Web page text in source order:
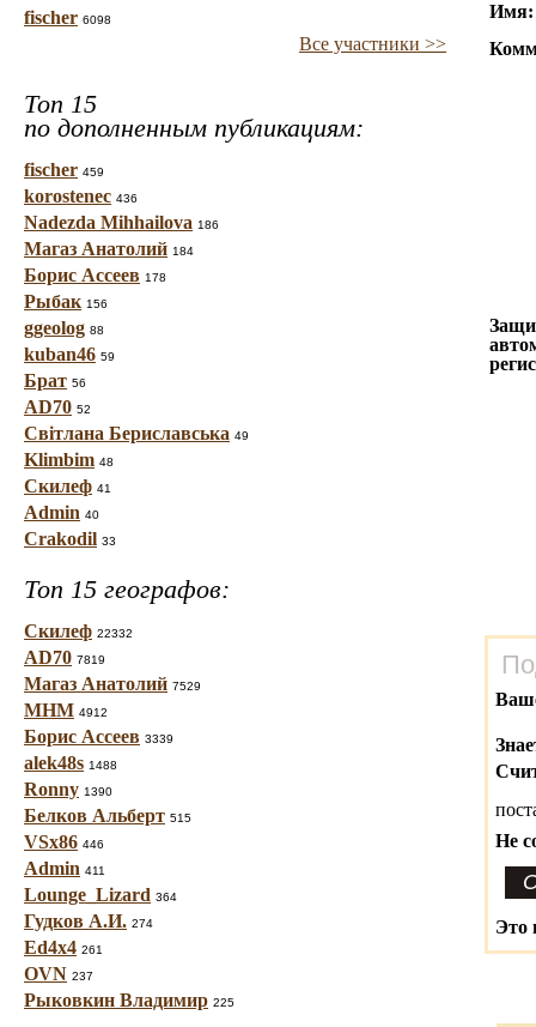
fischer 6098
Все участники >>
Топ 15
по дополненным публикациям:
fischer 459
korostenec 436
Nadezda Mihhailova 186
Магаз Анатолий 184
Борис Ассеев 178
Рыбак 156
ggeolog 88
kuban46 59
Брат 56
AD70 52
Світлана Бериславська 49
Klimbim 48
Скилеф 41
Admin 40
Crakodil 33
Топ 15 географов:
Скилеф 22332
AD70 7819
Магаз Анатолий 7529
МНМ 4912
Борис Ассеев 3339
alek48s 1488
Ronny 1390
Белков Альберт 515
VSx86 446
Admin 411
Lounge_Lizard 364
Гудков А.И. 274
Ed4x4 261
OVN 237
Рыковкин Владимир 225
Имя:
Не
Это